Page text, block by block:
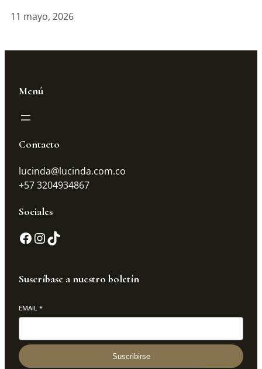
11 mayo, 2026
Menú
Contacto
lucinda@lucinda.com.co
+57 3204934867
Sociales
Suscríbase a nuestro boletín
EMAIL *
Suscribirse